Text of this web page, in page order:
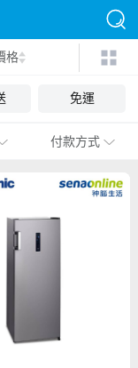
格
免運
付款方式